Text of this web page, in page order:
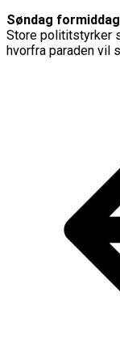
Søndag formiddag
Store polititstyrker
hvorfra paraden vil